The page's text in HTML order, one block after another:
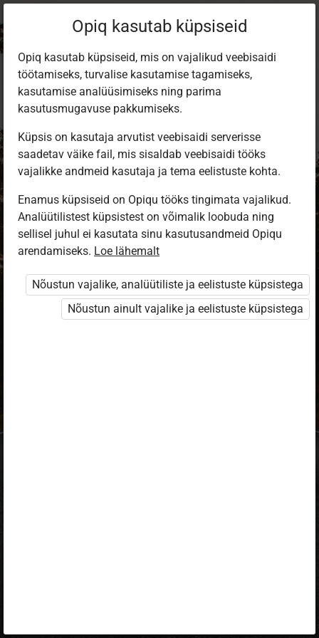
Sisene Opiqusse
Vali, kuidas end tuvastada
eKool
Stuudium
Opiq
HarID
Opiq kasutab küpsiseid
Opiq kasutab küpsiseid, mis on vajalikud veebisaidi
töötamiseks, turvalise kasutamise tagamiseks,
kasutamise analüüsimiseks ning parima
kasutusmugavuse pakkumiseks.
Küpsis on kasutaja arvutist veebisaidi serverisse
saadetav väike fail, mis sisaldab veebisaidi tööks
vajalikke andmeid kasutaja ja tema eelistuste kohta.
Enamus küpsiseid on Opiqu tööks tingimata vajalikud.
Analüütilistest küpsistest on võimalik loobuda ning
sellisel juhul ei kasutata sinu kasutusandmeid Opiqu
arendamiseks. Loe lähemalt
Nõustun vajalike, analüütiliste ja eelistuste küpsistega
Nõustun ainult vajalike ja eelistuste küpsistega